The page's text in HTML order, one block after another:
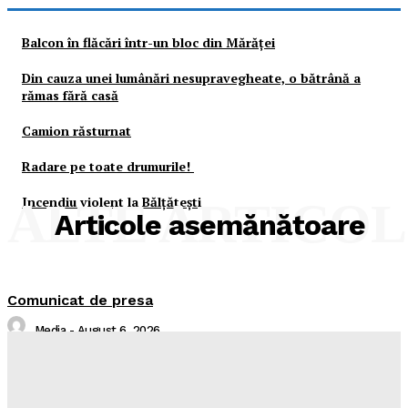
Balcon în flăcări într-un bloc din Mărăţei
Din cauza unei lumânări nesupravegheate, o bătrână a
rămas fără casă
Camion răsturnat
Radare pe toate drumurile!
Incendiu violent la Bălţăteşti
Articole asemănătoare
ALTE
Comunicat de presa
Media - August 6, 2026